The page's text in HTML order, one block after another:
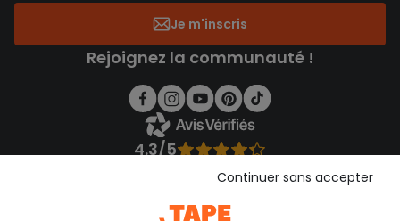
Je m'inscris
Rejoignez la communauté !
4.3/5
Voir l’attestation de confiance
Téléchargez notre application
Continuer sans accepter